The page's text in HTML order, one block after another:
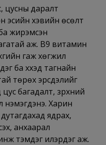
цусны даралт
эсийн хэвийн өсөлт
жирэмсэн
аж. В9 витамин
гаж хөгжил
ба хүүхэд тагнайн
төрөх эрсдэлийг
багадалт, зүрхний
нэмэгдэнэ. Харин
ядрах,
анхаарал
тэмдэг илэрдэг аж.